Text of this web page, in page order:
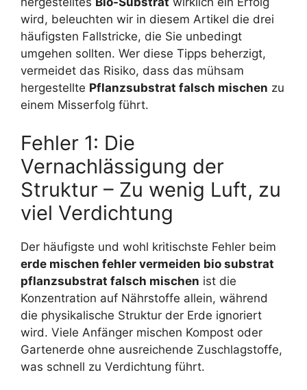
wird, beleuchten wir in diesem Artikel die drei
häufigsten Fallstricke, die Sie unbedingt
umgehen sollten. Wer diese Tipps beherzigt,
vermeidet das Risiko, dass das mühsam
hergestellte Pflanzsubstrat falsch mischen zu
einem Misserfolg führt.
Fehler 1: Die
Vernachlässigung der
Struktur – Zu wenig Luft, zu
viel Verdichtung
Der häufigste und wohl kritischste Fehler beim
erde mischen fehler vermeiden bio substrat
pflanzsubstrat falsch mischen ist die
Konzentration auf Nährstoffe allein, während
die physikalische Struktur der Erde ignoriert
wird. Viele Anfänger mischen Kompost oder
Gartenerde ohne ausreichende Zuschlagstoffe,
was schnell zu Verdichtung führt.